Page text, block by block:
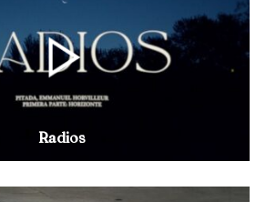
Radios